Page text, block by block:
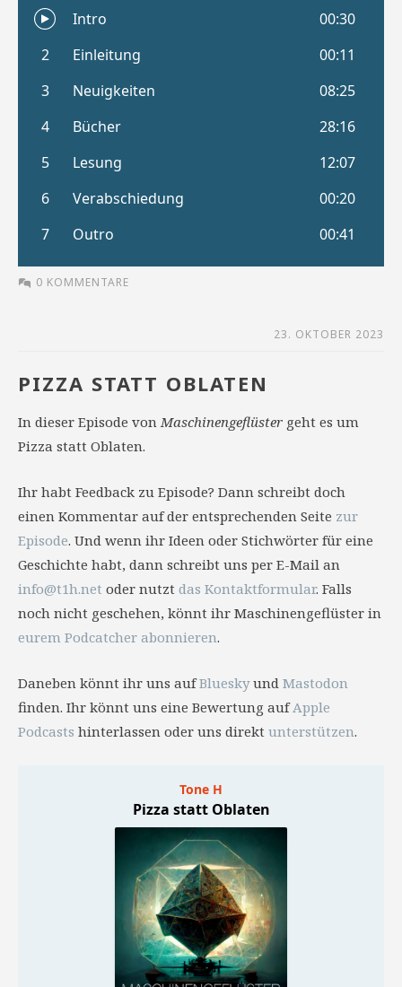
0 KOMMENTARE
23. OKTOBER 2023
PIZZA STATT OBLATEN
In dieser Episode vonMaschinengeflüster geht es um
Pizza statt Oblaten.
Ihr habt Feedback zu Episode? Dann schreibt doch
einen Kommentar auf der entsprechenden Seite zur
Episode. Und wenn ihr Ideen oder Stichwörter für eine
Geschichte habt, dann schreibt uns per E-Mail an
info@t1h.net oder nutzt das Kontaktformular. Falls
noch nicht geschehen, könnt ihr Maschinengeflüster in
eurem Podcatcher abonnieren.
Daneben könnt ihr uns aufBlueskyund Mastodon
finden. Ihr könnt uns eine Bewertung aufApple
Podcasts hinterlassen oder uns direkt unterstützen.